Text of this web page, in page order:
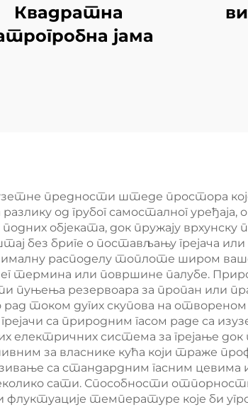
Квадратна
јама
предности штеде простора
од грубог самосталног уређаја,
објеката, док пружају врхунску
без бриге о постављању грејача или
расподелу топлоте широм
термина или површине палубе.
пуњења резервоара за пропан или
током дугих скупова на
са природним гасом раде са
система за грејање
за власнике кућа који траже
са стандардним гасним цевима
сати. Способности
флуктуације температуре које би